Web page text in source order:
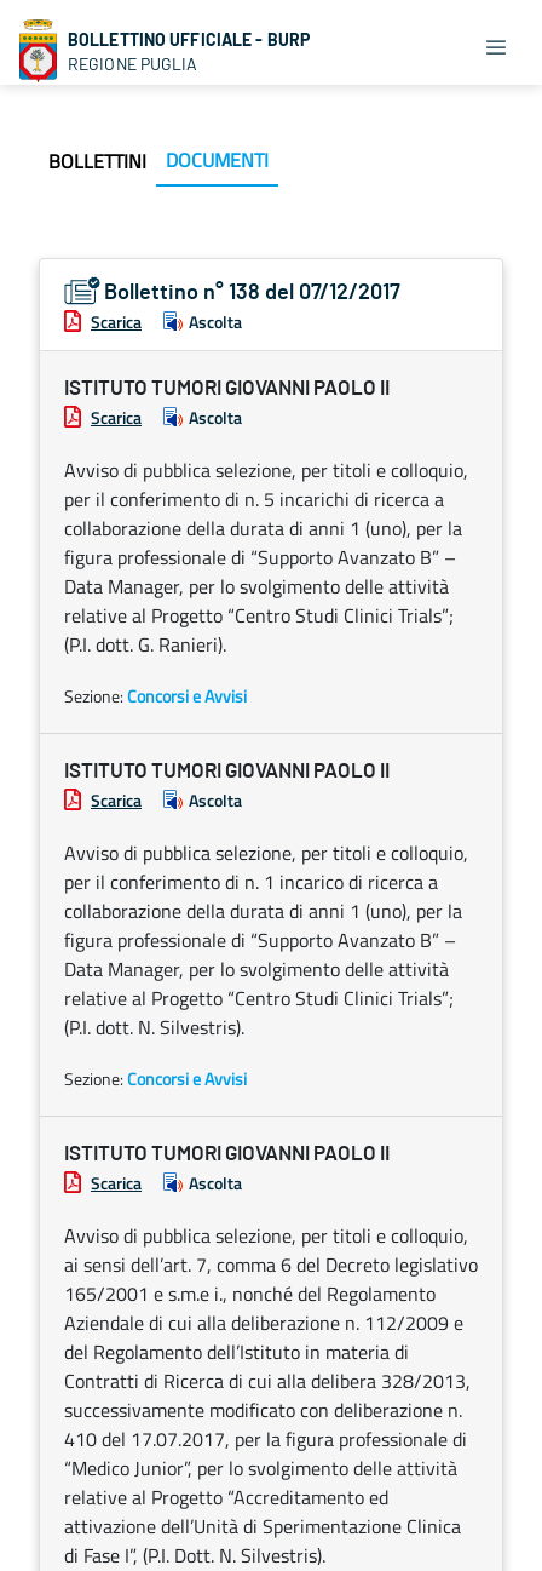
BOLLETTINO UFFICIALE - BURP
REGIONE PUGLIA
BOLLETTINI DOCUMENTI
Bollettino n° 138 del 07/12/2017
Scarica Ascolta
ISTITUTO TUMORI GIOVANNI PAOLO II
Scarica Ascolta
Avviso di pubblica selezione, per titoli e colloquio,
per il conferimento di n. 5 incarichi di ricerca a
collaborazione della durata di anni 1 (uno), per la
figura professionale di “Supporto Avanzato B” –
Data Manager, per lo svolgimento delle attività
relative al Progetto “Centro Studi Clinici Trials”;
(P.I. dott. G. Ranieri).
Sezione:Concorsi e Avvisi
ISTITUTO TUMORI GIOVANNI PAOLO II
Scarica Ascolta
Avviso di pubblica selezione, per titoli e colloquio,
per il conferimento di n. 1 incarico di ricerca a
collaborazione della durata di anni 1 (uno), per la
figura professionale di “Supporto Avanzato B” –
Data Manager, per lo svolgimento delle attività
relative al Progetto “Centro Studi Clinici Trials”;
(P.I. dott. N. Silvestris).
Sezione:Concorsi e Avvisi
ISTITUTO TUMORI GIOVANNI PAOLO II
Scarica Ascolta
Avviso di pubblica selezione, per titoli e colloquio,
ai sensi dell’art. 7, comma 6 del Decreto legislativo
165/2001 e s.m.e i., nonché del Regolamento
Aziendale di cui alla deliberazione n. 112/2009 e
del Regolamento dell’Istituto in materia di
Contratti di Ricerca di cui alla delibera 328/2013,
successivamente modificato con deliberazione n.
410 del 17.07.2017, per la figura professionale di
“Medico Junior”, per lo svolgimento delle attività
relative al Progetto “Accreditamento ed
attivazione dell’Unità di Sperimentazione Clinica
di Fase I”, (P.I. Dott. N. Silvestris).